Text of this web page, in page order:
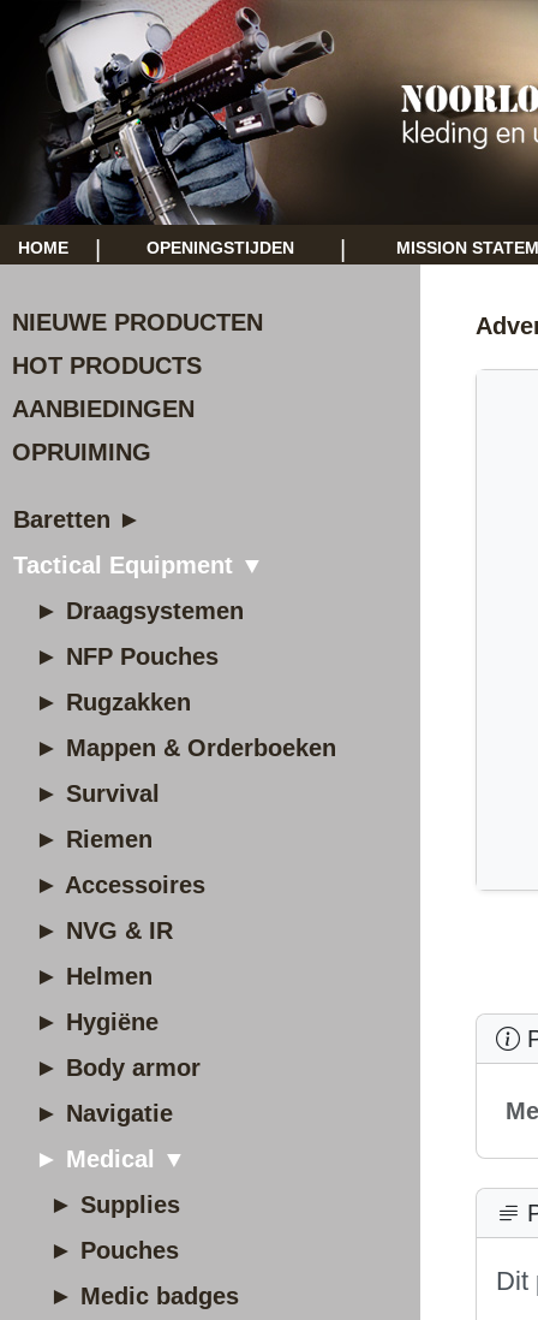
HOME OPENINGSTIJDEN MISSION
NIEUWE PRODUCTEN
HOT PRODUCTS
AANBIEDINGEN
OPRUIMING
Baretten ►
Tactical Equipment ▼
► Draagsystemen
► NFP Pouches
► Rugzakken
► Mappen & Orderboeken
► Survival
► Riemen
► Accessoires
► NVG & IR
► Helmen
► Hygiëne
► Body armor
► Navigatie
► Medical ▼
► Supplies
► Pouches
► Medic badges
Dit